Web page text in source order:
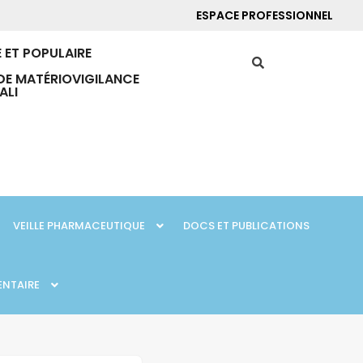
ESPACE PROFESSIONNEL
POPULAIRE
MATÉRIOVIGILANCE
VEILLE PHARMACEUTIQUE DOCS ET PUBLICATIONS